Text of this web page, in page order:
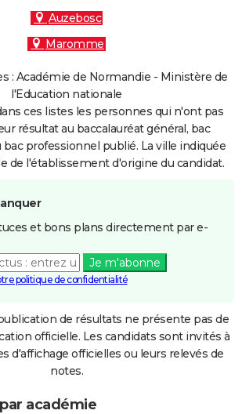
Auzebosc
Maromme
: Académie de Normandie - Ministère de
l'Education nationale
ces listes les personnes qui n'ont pas
résultat au baccalauréat général, bac
professionnel publié. La ville indiquée
de l'établissement d'origine du candidat.
et bons plans directement par e-
Je m'abonne
politique de confidentialité
de résultats ne présente pas de
officielle. Les candidats sont invités à
d'affichage officielles ou leurs relevés de
notes.
académie